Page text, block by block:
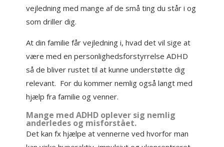
vejledning med mange af de små ting du står i og
som driller dig.
At din familie får vejledning i, hvad det vil sige at
være med en personlighedsforstyrrelse ADHD
så de bliver rustet til at kunne understøtte dig
relevant. For du kommer nemlig også langt med
hjælp fra familie og venner.
Mange med ADHD oplever sig nemlig
anderledes og misforstået.
Det kan fx hjælpe at vennerne ved hvorfor man